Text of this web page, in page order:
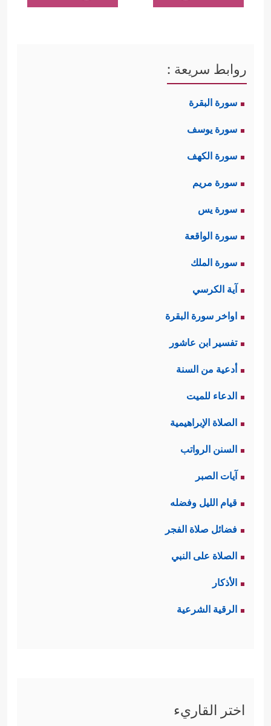
روابط سريعة :
سورة البقرة
سورة يوسف
سورة الكهف
سورة مريم
سورة يس
سورة الواقعة
سورة الملك
آية الكرسي
اواخر سورة البقرة
تفسير ابن عاشور
أدعية من السنة
الدعاء للميت
الصلاة الإبراهيمية
السنن الرواتب
آيات الصبر
قيام الليل وفضله
فضائل صلاة الفجر
الصلاة على النبي
الأذكار
الرقية الشرعية
اختر القاريء